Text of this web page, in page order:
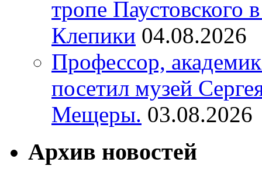
тропе Паустовского
Клепики 04.08.2026
Профессор,
посетил музей
Мещеры. 03.08.2026
Архив новостей